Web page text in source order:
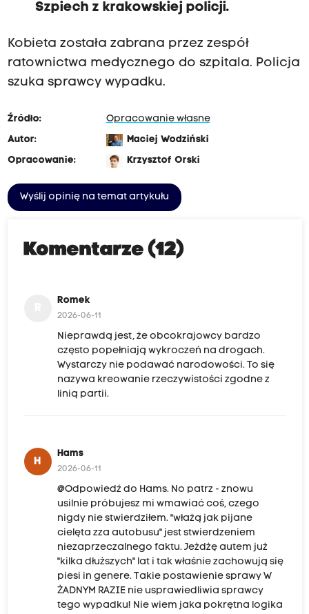
Szpiech z krakowskiej policji.
Kobieta została zabrana przez zespół
ratownictwa medycznego do szpitala. Policja
szuka sprawcy wypadku.
Źródło:
Opracowanie własne
Autor:
Maciej Wodziński
Opracowanie:
Krzysztof Orski
Wyślij opinię na temat artykułu
Komentarze (12)
Romek
2026-06-11
Nieprawdą jest, że obcokrajowcy bardzo
często popełniają wykroczeń na drogach.
Wystarczy nie podawać narodowości. To się
nazywa kreowanie rzeczywistości zgodne z
linią partii.
H
Hams
2026-06-11
@Odpowiedź do Hams. No patrz - znowu
usilnie próbujesz mi wmawiać coś, czego
nigdy nie stwierdziłem. "włażą jak pijane
cielęta zza autobusu" jest stwierdzeniem
niezaprzeczalnego faktu. Jeżdżę autem już
"kilka dłuższych" lat i tak właśnie zachowują się
piesi in genere. Takie postawienie sprawy W
ŻADNYM RAZIE nie usprawiedliwia sprawcy
tego wypadku! Nie wiem jaka pokrętna logika